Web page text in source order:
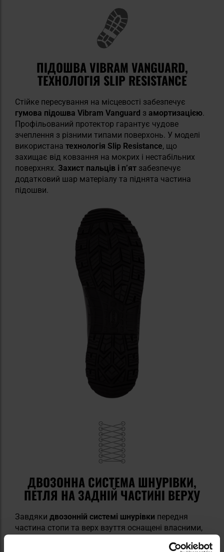
ПІДОШВА VIBRAM VANGUARD,
ТЕХНОЛОГІЯ SLIP RESISTANCE
Стійке пересування на місцевості забезпечує
гумова підошва Vibram Vanguard з амортизацією.
Профільований протектор гарантує чудове
зчеплення з різними типами поверхонь. У моделі
використана технологія Slip Resistance, що
захищає від ковзання на мокрих і нестабільних
поверхнях. Захист пальців і п’ят забезпечує
додатковий шар матеріалу та піднята частина
підошви.
ДВОЗОННА СИСТЕМА ШНУРІВКИ,
ПЕТЛЯ НА ЗАДНІЙ ЧАСТИНІ ВЕРХУ
Завдяки двозонній системі шнурівки передня
частина стопи та верх взуття оснащені власними,
взуття можна індивідуально налаштувати